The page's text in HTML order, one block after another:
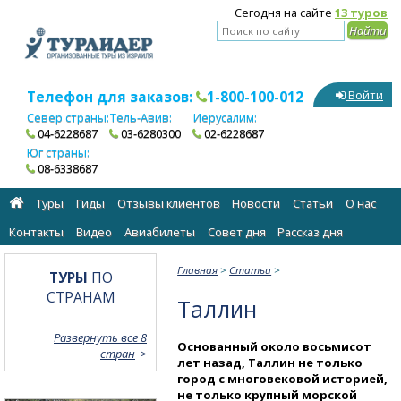
Сегодня на сайте 13 туров
Телефон для заказов: 1-800-100-012
Север страны:
04-6228687
Тель-Авив:
03-6280300
Иерусалим:
02-6228687
Юг страны:
08-6338687
Войти
Туры Гиды Отзывы клиентов Новости Статьи
О нас
Контакты
Видео Авиабилеты Cовет дня Рассказ дня
Главная > Статьи >
Таллин
Основанный около восьмисот
лет назад, Таллин не только
город с многовековой историей,
не только крупный морской
ТУРЫ ПО
СТРАНАМ
Развернуть все 8
стран